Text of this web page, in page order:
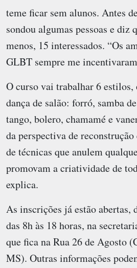
teme ficar sem alunos. Antes
sondou algumas pessoas e diz
menos, 15 interessados. “Os
GLBT sempre me
O curso vai trabalhar 6 estilos,
dança de salão: forró, samba
tango, bolero, chamamé e
da perspectiva de
de técnicas que anulem
promovam a criatividade de
explica.
As inscrições já estão abertas,
das 8h às 18 horas, na
que fica na Rua 26 de Agosto
MS). Outras informações